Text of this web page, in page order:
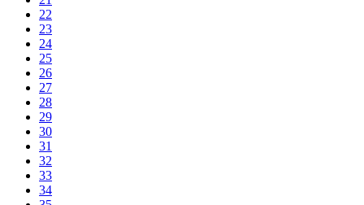
22
23
24
25
26
27
28
29
30
31
32
33
34